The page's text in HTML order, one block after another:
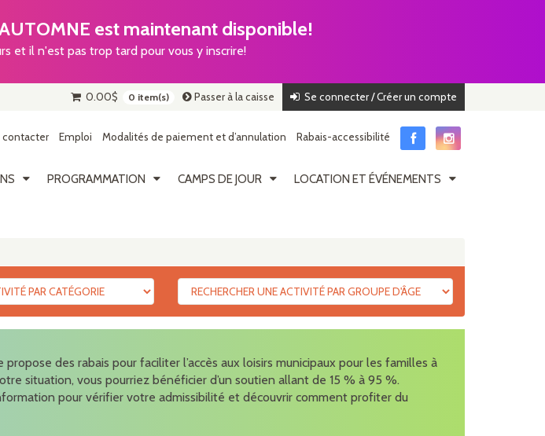
est maintenant disponible!
et il n'est pas trop tard pour vous y inscrire!
Se connecter / Créer un compte
Passer à la caisse
0.00$ 0 item(s)
contacter Emploi Modalités de paiement et d’annulation Rabais-accessibilité
PROGRAMMATION CAMPS DE JOUR LOCATION ET ÉVÉNEMENTS
propose des rabais pour faciliter l’accès aux loisirs municipaux pour les familles à
situation, vous pourriez bénéficier d’un soutien allant de 15 % à 95 %.
pour vérifier votre admissibilité et découvrir comment profiter du